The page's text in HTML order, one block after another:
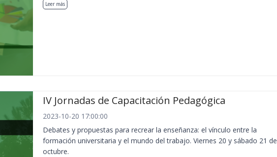
Leer más
IV Jornadas de Capacitación Pedagógica
2023-10-20 17:00:00
Debates y propuestas para recrear la enseñanza: el vínculo entre la
formación universitaria y el mundo del trabajo. Viernes 20 y sábado 21 de
octubre.